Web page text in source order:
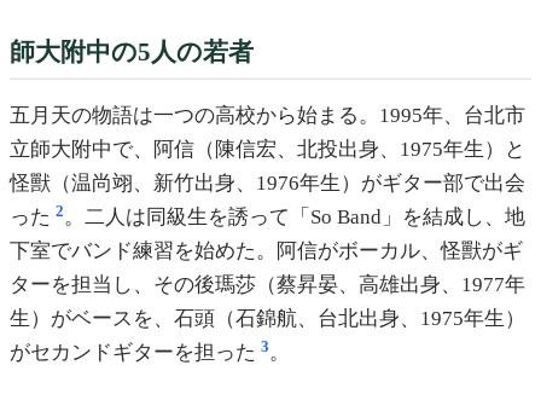
師大附中の5人の若者
五月天の物語は一つの高校から始まる。1995年、台北市
立師大附中で、阿信（陳信宏、北投出身、1975年生）と
怪獸（温尚翊、新竹出身、1976年生）がギター部で出会
った 2。二人は同級生を誘って「So Band」を結成し、地
下室でバンド練習を始めた。阿信がボーカル、怪獸がギ
ターを担当し、その後瑪莎（蔡昇晏、高雄出身、1977年
生）がベースを、石頭（石錦航、台北出身、1975年生）
がセカンドギターを担った 3。